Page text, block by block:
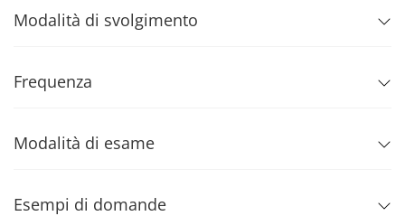
Modalità di svolgimento
Frequenza
Modalità di esame
Esempi di domande